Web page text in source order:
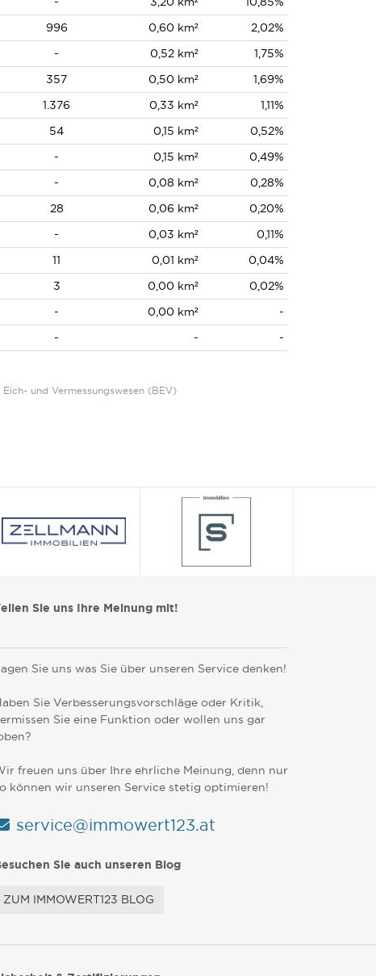
996 0,60 km²
2,02%
- 0,52 km²
1,75%
357 0,50 km²
1,69%
1.376 0,33 km²
1,11%
54 0,15 km²
0,52%
- 0,15 km²
0,49%
- 0,08 km²
0,28%
28 0,06 km²
0,20%
- 0,03 km²
0,11%
11 0,01 km²
0,04%
3 0,00 km²
0,02%
- 0,00 km²
-
- - -
und Vermessungswesen (BEV)
Sie uns Ihre Meinung mit!
Sie uns was Sie über unseren Service denken!
Sie Verbesserungsvorschläge oder Kritik,
Sie eine Funktion oder wollen uns gar
freuen uns über Ihre ehrliche Meinung, denn nur
können wir unseren Service stetig optimieren!
service@immowert123.at
Sie auch unseren Blog
ZUM IMMOWERT123 BLOG